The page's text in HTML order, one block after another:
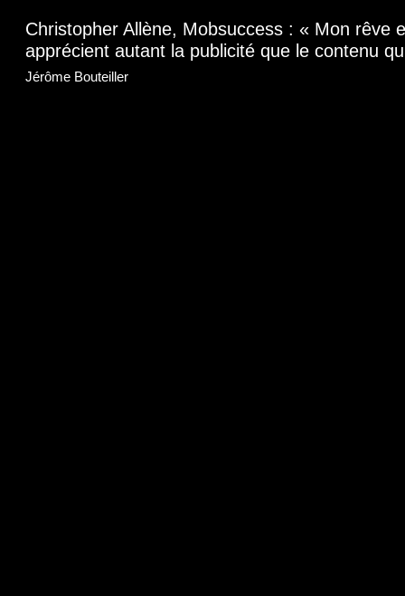
Christopher Allène, Mobsuccess : « Mon rêve
apprécient autant la publicité que le contenu
Jérôme Bouteiller